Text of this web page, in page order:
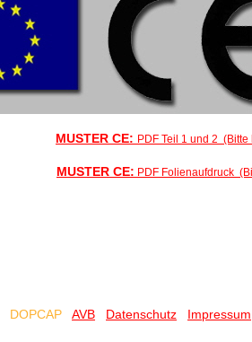
MUSTER CE: PDF Teil 1 und 2 (Bitte
MUSTER CE: PDF Folienaufdruck
DOPCAP AVB Datenschutz Impressum